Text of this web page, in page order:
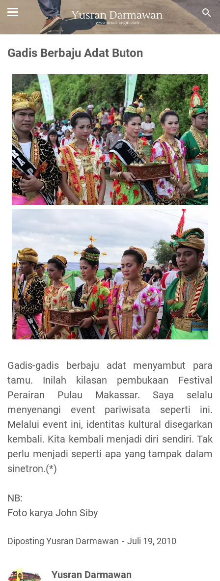
Gadis Berbaju Adat Buton
Gadis-gadis berbaju adat menyambut para
tamu. Inilah kilasan pembukaan Festival
Perairan Pulau Makassar. Saya selalu
menyenangi event pariwisata seperti ini.
Melalui event ini, identitas kultural disegarkan
kembali. Kita kembali menjadi diri sendiri. Tak
perlu menjadi seperti apa yang tampak dalam
sinetron.(*)
NB:
Foto karya John Siby
Diposting Yusran Darmawan Juli 19, 2010
Yusran Darmawan